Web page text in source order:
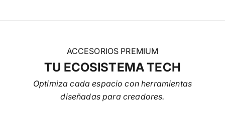
ACCESORIOS PREMIUM
TU ECOSISTEMA TECH
Optimiza cada espacio con herramientas
diseñadas para creadores.